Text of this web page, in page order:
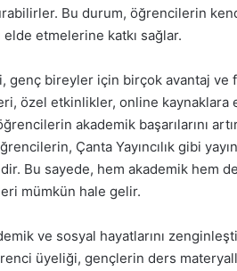
Bu durum, öğrencilerin
etmelerine katkı sağlar.
genç bireyler için birçok avantaj ve
özel etkinlikler, online
akademik başarılarını
Çanta Yayıncılık gibi
Bu sayede, hem akademik hem
mümkün hale gelir.
ve sosyal hayatlarını
üyeliği, gençlerin ders